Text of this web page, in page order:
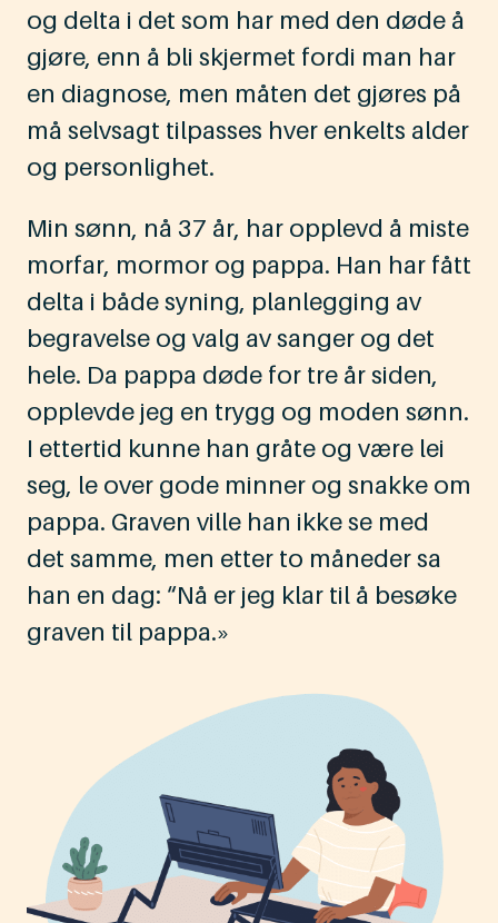
og delta i det som har med den døde å
gjøre, enn å bli skjermet fordi man har
en diagnose, men måten det gjøres på
må selvsagt tilpasses hver enkelts alder
og personlighet.
Min sønn, nå 37 år, har opplevd å miste
morfar, mormor og pappa. Han har fått
delta i både syning, planlegging av
begravelse og valg av sanger og det
hele. Da pappa døde for tre år siden,
opplevde jeg en trygg og moden sønn.
I ettertid kunne han gråte og være lei
seg, le over gode minner og snakke om
pappa. Graven ville han ikke se med
det samme, men etter to måneder sa
han en dag: “Nå er jeg klar til å besøke
graven til pappa.»